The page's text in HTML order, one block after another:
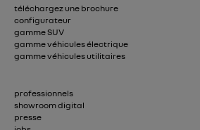
téléchargez une brochure
configurateur
gamme SUV
gamme véhicules électrique
gamme véhicules utilitaires
professionnels
showroom digital
presse